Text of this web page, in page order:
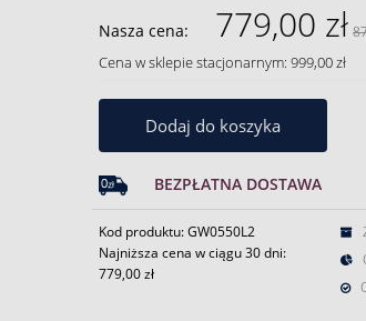
Nasza cena: 779,00 zł
Cena w sklepie stacjonarnym: 999,00 zł
Dodaj do koszyka
BEZPŁATNA DOSTAWA
Kod produktu: GW0550L2
Najniższa cena w ciągu 30 dni:
779,00 zł